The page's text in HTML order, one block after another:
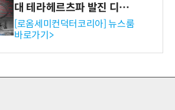
대 테라헤르츠파 발진 디바이
스 개발
[로옴세미컨덕터코리아] 뉴스룸
바로가기>